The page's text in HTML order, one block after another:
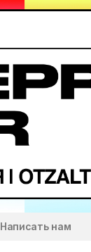
Написать нам